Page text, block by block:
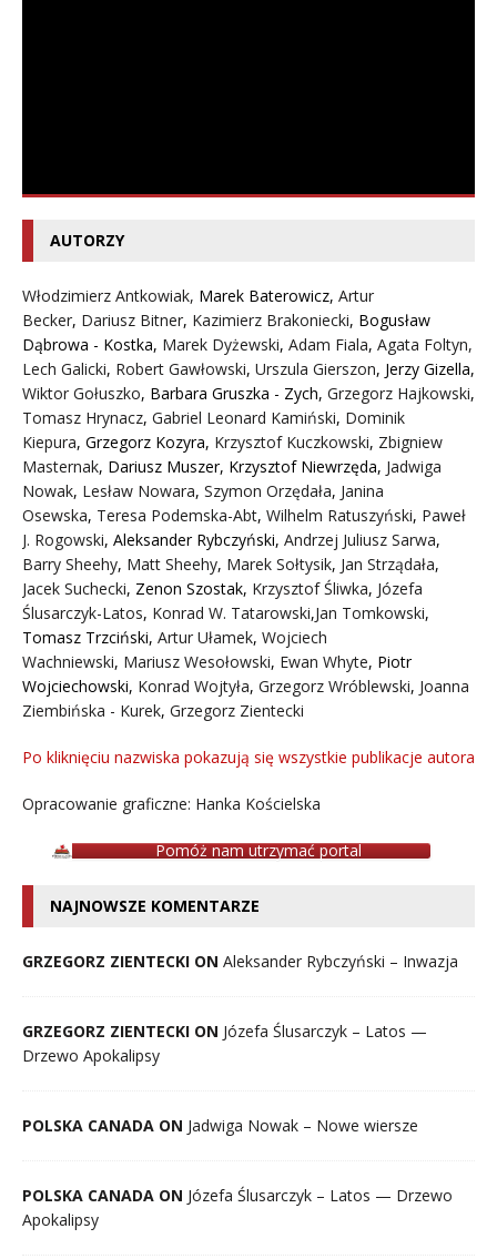
AUTORZY
Włodzimierz Antkowiak, Marek Baterowicz, Artur
Becker, Dariusz Bitner, Kazimierz Brakoniecki, Bogusław
Dąbrowa - Kostka, Marek Dyżewski, Adam Fiala, Agata Foltyn,
Lech Galicki, Robert Gawłowski, Urszula Gierszon, Jerzy Gizella,
Wiktor Gołuszko, Barbara Gruszka - Zych, Grzegorz Hajkowski,
Tomasz Hrynacz, Gabriel Leonard Kamiński, Dominik
Kiepura, Grzegorz Kozyra, Krzysztof Kuczkowski, Zbigniew
Masternak, Dariusz Muszer, Krzysztof Niewrzęda, Jadwiga
Nowak, Lesław Nowara, Szymon Orzędała, Janina
Osewska, Teresa Podemska-Abt, Wilhelm Ratuszyński, Paweł
J. Rogowski, Aleksander Rybczyński, Andrzej Juliusz Sarwa,
Barry Sheehy, Matt Sheehy, Marek Sołtysik, Jan Strządała,
Jacek Suchecki, Zenon Szostak, Krzysztof Śliwka, Józefa
Ślusarczyk-Latos, Konrad W. Tatarowski,Jan Tomkowski,
Tomasz Trzciński, Artur Ułamek, Wojciech
Wachniewski, Mariusz Wesołowski, Ewan Whyte, Piotr
Wojciechowski, Konrad Wojtyła, Grzegorz Wróblewski, Joanna
Ziembińska - Kurek, Grzegorz Zientecki
Po kliknięciu nazwiska pokazują się wszystkie publikacje autora
Opracowanie graficzne: Hanka Kościelska
Pomóż nam utrzymać portal
NAJNOWSZE KOMENTARZE
GRZEGORZ ZIENTECKI ON Aleksander Rybczyński – Inwazja
GRZEGORZ ZIENTECKI ON Józefa Ślusarczyk – Latos —
Drzewo Apokalipsy
POLSKA CANADA ON Jadwiga Nowak – Nowe wiersze
POLSKA CANADA ON Józefa Ślusarczyk – Latos — Drzewo
Apokalipsy